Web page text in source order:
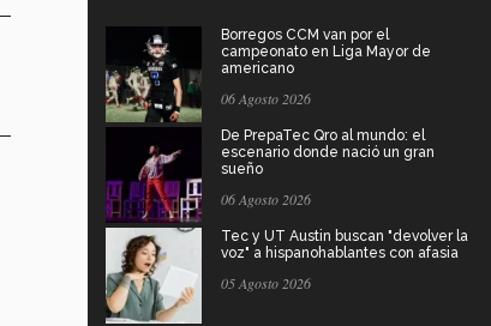
Borregos CCM van por el
campeonato en Liga Mayor de
americano
06 Agosto 2026
De PrepaTec Qro al mundo: el
escenario donde nació un gran
sueño
06 Agosto 2026
Tec y UT Austin buscan "devolver la
voz" a hispanohablantes con afasia
05 Agosto 2026